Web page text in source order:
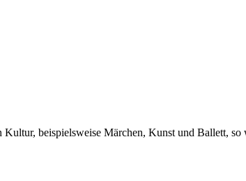
beispielsweise Märchen, Kunst und Ballett, so